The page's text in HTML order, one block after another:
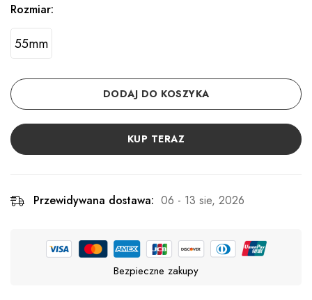
Rozmiar:
55mm
DODAJ DO KOSZYKA
KUP TERAZ
Przewidywana dostawa: 06 - 13 sie, 2026
Bezpieczne zakupy